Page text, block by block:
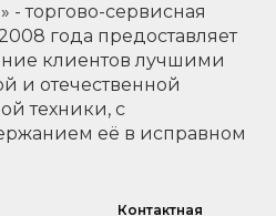
торгово-сервисная
года предоставляет
клиентов лучшими
и отечественной
техники, с
её в исправном
Контактная